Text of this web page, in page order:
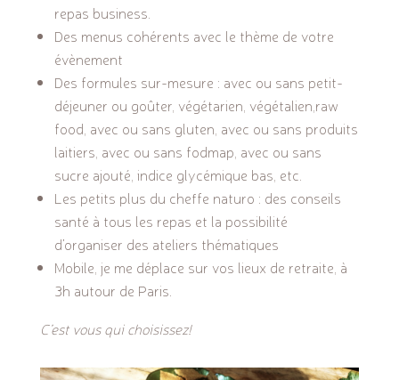
repas business.
Des menus cohérents avec le thème de votre
évènement
Des formules sur-mesure : avec ou sans petit-
déjeuner ou goûter, végétarien, végétalien,raw
food, avec ou sans gluten, avec ou sans produits
laitiers, avec ou sans fodmap, avec ou sans
sucre ajouté, indice glycémique bas, etc.
Les petits plus du cheffe naturo : des conseils
santé à tous les repas et la possibilité
d’organiser des ateliers thématiques
Mobile, je me déplace sur vos lieux de retraite, à
3h autour de Paris.
C’est vous qui choisissez!